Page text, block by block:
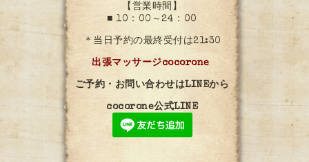
【営業時間】
■ 10：00～24：00
＊当日予約の最終受付は21:30
出張マッサージcocorone
ご予約・お問い合わせはLINEから
cocorone公式LINE